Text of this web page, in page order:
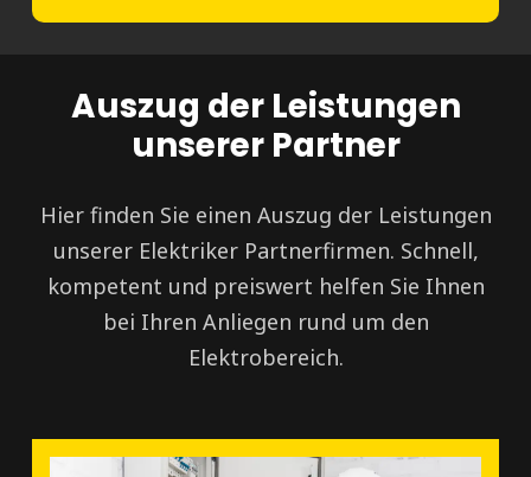
Auszug der Leistungen
unserer Partner
Hier finden Sie einen Auszug der Leistungen
unserer Elektriker Partnerfirmen. Schnell,
kompetent und preiswert helfen Sie Ihnen
bei Ihren Anliegen rund um den
Elektrobereich.